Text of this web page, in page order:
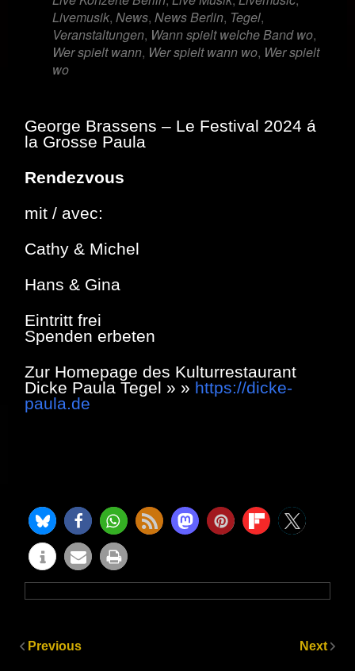
Livemusik, News, News Berlin, Tegel,
Veranstaltungen, Wann spielt welche Band wo,
Wer spielt wann, Wer spielt wann wo, Wer spielt
wo
George Brassens – Le Festival 2024 á
la Grosse Paula
Rendezvous
mit / avec:
Cathy & Michel
Hans & Gina
Eintritt frei
Spenden erbeten
Zur Homepage des Kulturrestaurant
Dicke Paula Tegel » » https://dicke-
paula.de
Previous Next